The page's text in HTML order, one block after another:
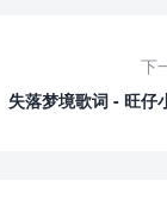
下
失落梦境歌词 - 旺仔